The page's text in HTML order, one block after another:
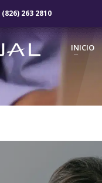
(826) 263 2810
INICIO